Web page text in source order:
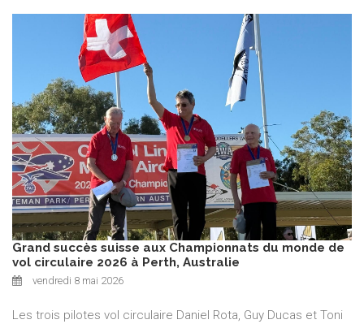
Grand succès suisse aux Championnats du monde de
vol circulaire 2026 à Perth, Australie
vendredi 8 mai 2026
Les trois pilotes vol circulaire Daniel Rota, Guy Ducas et Toni